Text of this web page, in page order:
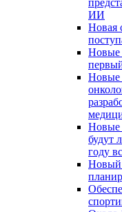
ИИ
Новая
Новые
Новые
Новые
будут
году
Новый